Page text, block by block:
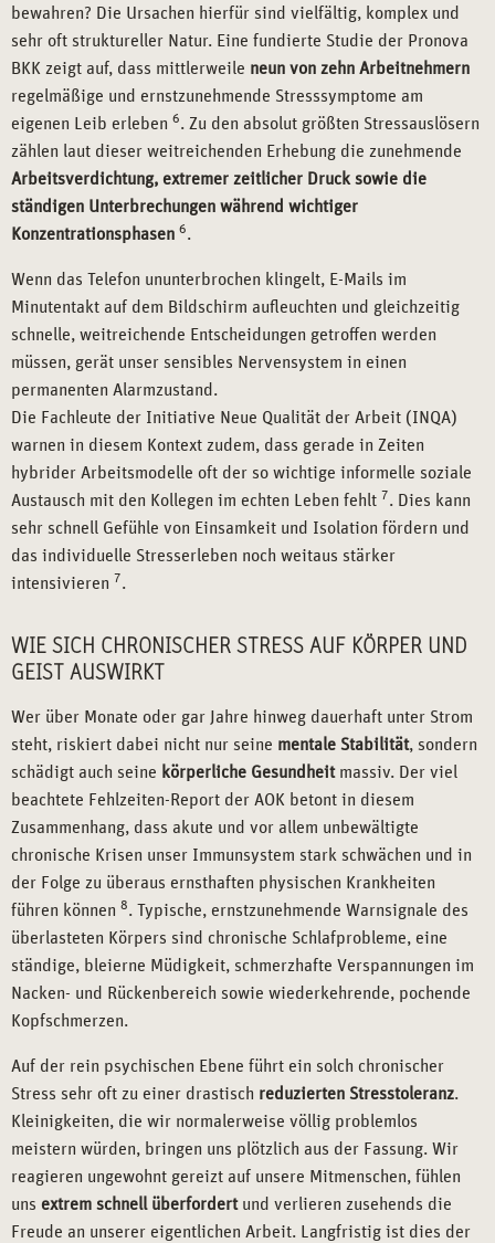
bewahren? Die Ursachen hierfür sind vielfältig, komplex und
sehr oft struktureller Natur. Eine fundierte Studie der Pronova
BKK zeigt auf, dass mittlerweile neun von zehn Arbeitnehmern
regelmäßige und ernstzunehmende Stresssymptome am
eigenen Leib erleben 6. Zu den absolut größten Stressauslösern
zählen laut dieser weitreichenden Erhebung die zunehmende
Arbeitsverdichtung, extremer zeitlicher Druck sowie die
ständigen Unterbrechungen während wichtiger
Konzentrationsphasen 6.
Wenn das Telefon ununterbrochen klingelt, E-Mails im
Minutentakt auf dem Bildschirm aufleuchten und gleichzeitig
schnelle, weitreichende Entscheidungen getroffen werden
müssen, gerät unser sensibles Nervensystem in einen
permanenten Alarmzustand.
Die Fachleute der Initiative Neue Qualität der Arbeit (INQA)
warnen in diesem Kontext zudem, dass gerade in Zeiten
hybrider Arbeitsmodelle oft der so wichtige informelle soziale
Austausch mit den Kollegen im echten Leben fehlt 7. Dies kann
sehr schnell Gefühle von Einsamkeit und Isolation fördern und
das individuelle Stresserleben noch weitaus stärker
intensivieren 7.
WIE SICH CHRONISCHER STRESS AUF KÖRPER UND
GEIST AUSWIRKT
Wer über Monate oder gar Jahre hinweg dauerhaft unter Strom
steht, riskiert dabei nicht nur seine mentale Stabilität, sondern
schädigt auch seine körperliche Gesundheitmassiv. Der viel
beachtete Fehlzeiten-Report der AOK betont in diesem
Zusammenhang, dass akute und vor allem unbewältigte
chronische Krisen unser Immunsystem stark schwächen und in
der Folge zu überaus ernsthaften physischen Krankheiten
führen können 8. Typische, ernstzunehmende Warnsignale des
überlasteten Körpers sind chronische Schlafprobleme, eine
ständige, bleierne Müdigkeit, schmerzhafte Verspannungen im
Nacken- und Rückenbereich sowie wiederkehrende, pochende
Kopfschmerzen.
Auf der rein psychischen Ebene führt ein solch chronischer
Stress sehr oft zu einer drastisch reduzierten Stresstoleranz.
Kleinigkeiten, die wir normalerweise völlig problemlos
meistern würden, bringen uns plötzlich aus der Fassung. Wir
reagieren ungewohnt gereizt auf unsere Mitmenschen, fühlen
uns extrem schnell überfordertund verlieren zusehends die
Freude an unserer eigentlichen Arbeit. Langfristig ist dies der